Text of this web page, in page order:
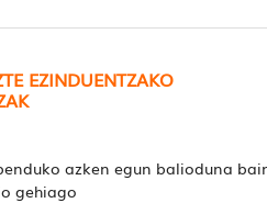
EZINDUENTZAKO
azken egun balioduna
gehiago